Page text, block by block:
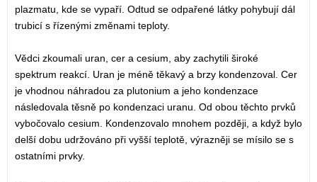
plazmatu, kde se vypaří. Odtud se odpařené látky pohybují dál
trubicí s řízenými změnami teploty.
Vědci zkoumali uran, cer a cesium, aby zachytili široké
spektrum reakcí. Uran je méně těkavý a brzy kondenzoval. Cer
je vhodnou náhradou za plutonium a jeho kondenzace
následovala těsně po kondenzaci uranu. Od obou těchto prvků
vybočovalo cesium. Kondenzovalo mnohem později, a když bylo
delší dobu udržováno při vyšší teplotě, výrazněji se mísilo se s
ostatními prvky.